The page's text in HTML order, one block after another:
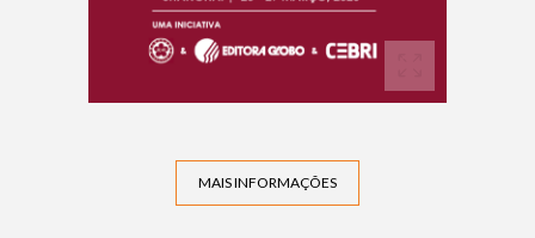
MAIS INFORMAÇÕES